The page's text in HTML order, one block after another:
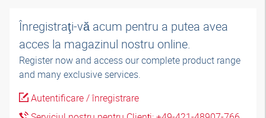
Înregistraţi-vă acum pentru a putea avea
acces la magazinul nostru online.
Register now and access our complete product range
and many exclusive services.
Autentificare / înregistrare